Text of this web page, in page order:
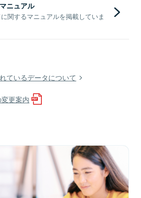
ニュアル
関するマニュアルを掲載していま
ているデータについて
更案内